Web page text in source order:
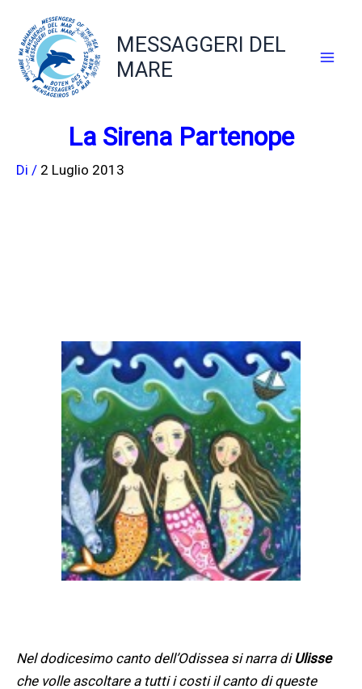
contenuto
MESSAGGERI DEL
MARE
La Sirena Partenope
Di / 2 Luglio 2013
Nel dodicesimo canto dell’Odissea si narra di Ulisse
che volle ascoltare a tutti i costi il canto di queste